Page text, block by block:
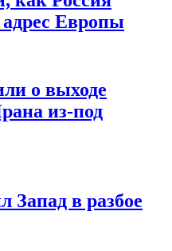
адрес Европы
о выходе
из-под
в разбое